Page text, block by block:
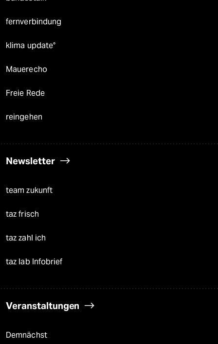
fernverbindung
klima update°
Mauerecho
Freie Rede
reingehen
Newsletter
team zukunft
taz frisch
taz zahl ich
taz lab Infobrief
Veranstaltungen
Demnächst